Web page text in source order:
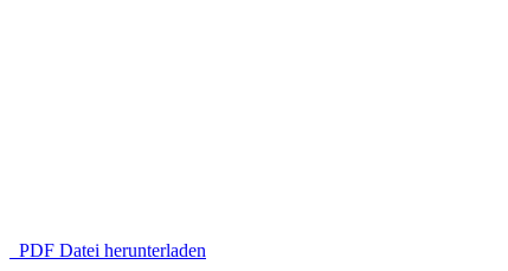
PDF Datei herunterladen